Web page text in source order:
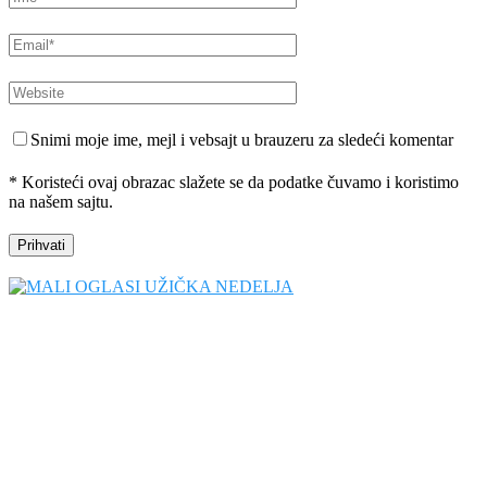
Snimi moje ime, mejl i vebsajt u brauzeru za sledeći komentar
* Koristeći ovaj obrazac slažete se da podatke čuvamo i koristimo
na našem sajtu.